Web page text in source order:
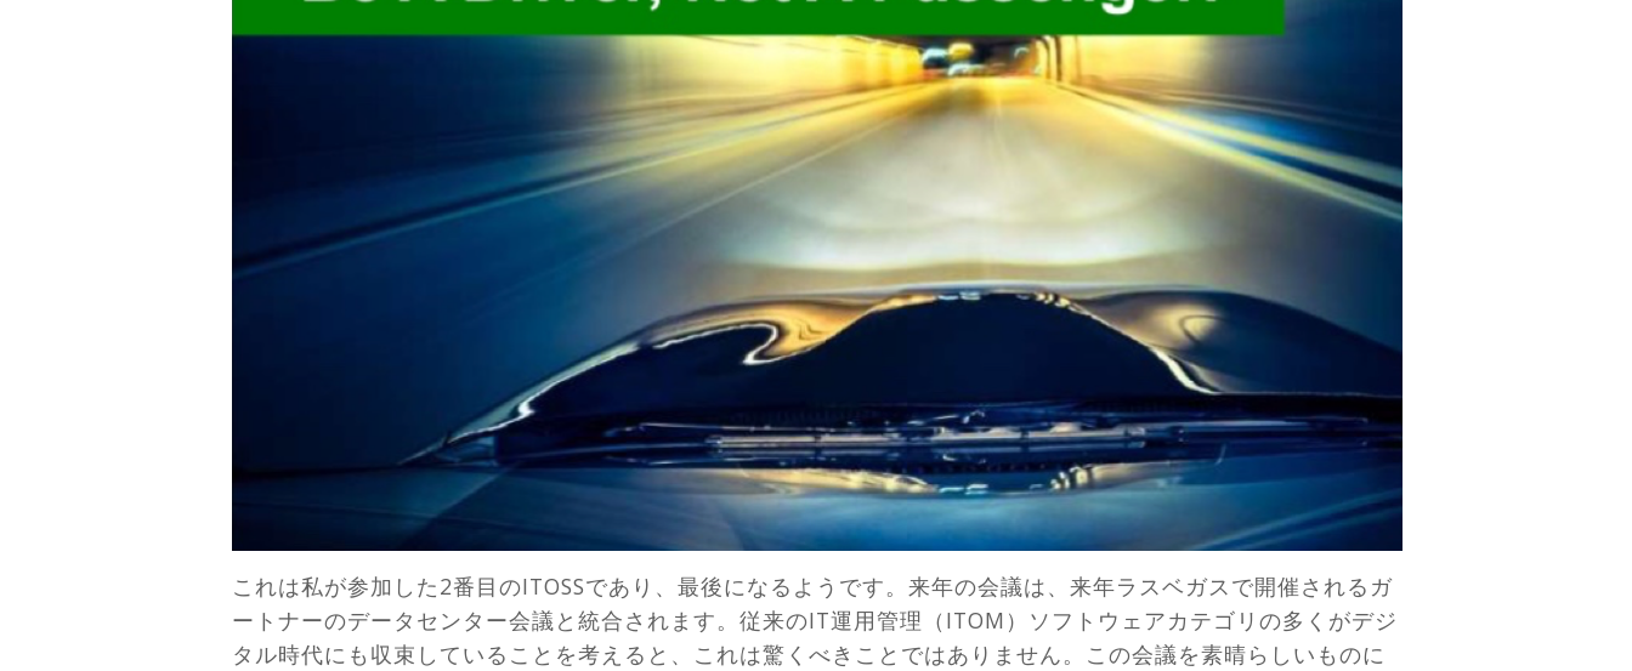
これは私が参加した2番目のITOSSであり、最後になるようです。来年の会議は、来年ラスベガスで開催されるガ
ートナーのデータセンター会議と統合されます。従来のIT運用管理（ITOM）ソフトウェアカテゴリの多くがデジ
タル時代にも収束していることを考えると、これは驚くべきことではありません。この会議を素晴らしいものに